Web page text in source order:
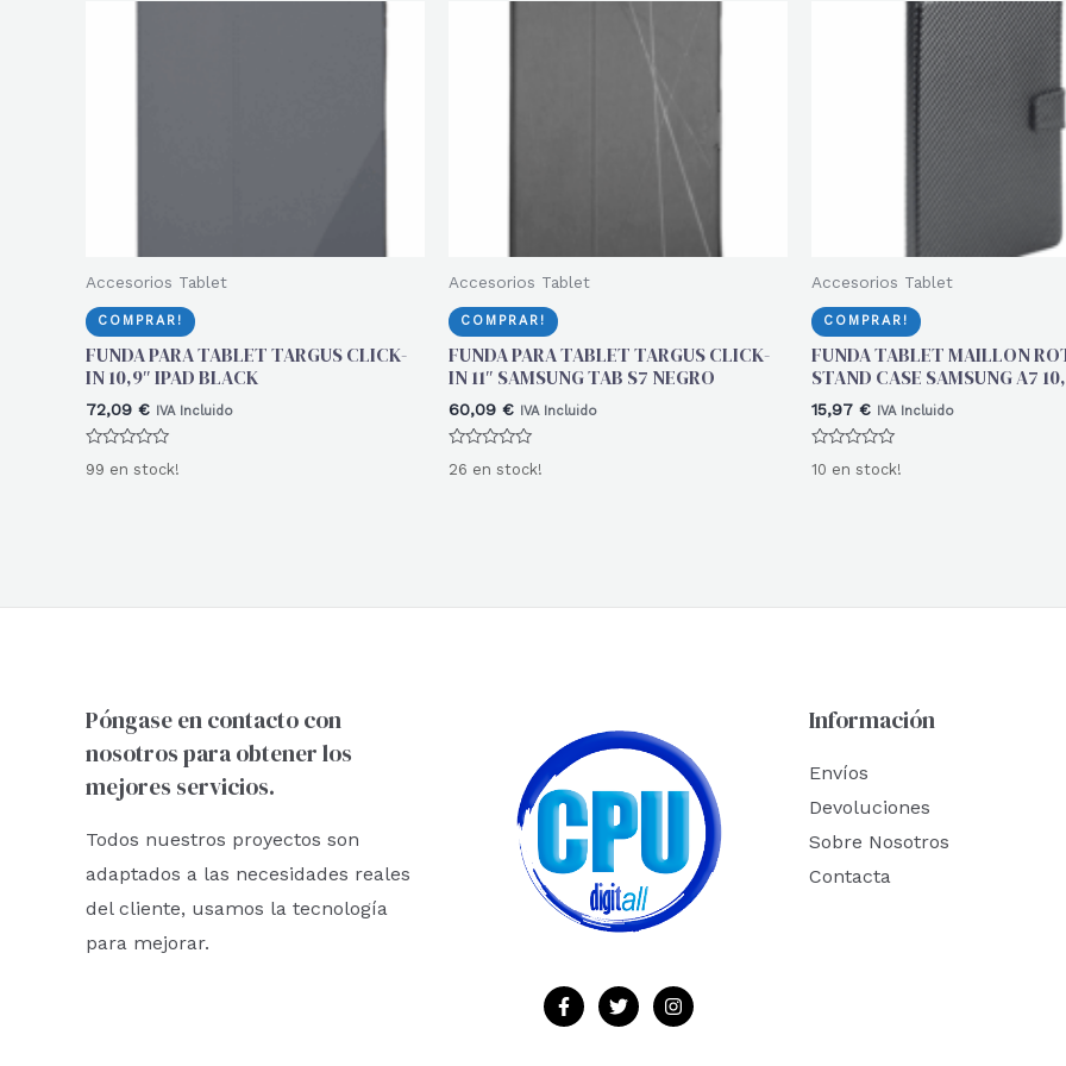
Accesorios Tablet
COMPRAR!
FUNDA PARA TABLET TARGUS CLICK-
IN 10,9″ IPAD BLACK
72,09 € IVA Incluido
con
99 en stock!
Accesorios Tablet
COMPRAR!
FUNDA PARA TABLET TARGUS CLICK-
IN 11″ SAMSUNG TAB S7 NEGRO
60,09 € IVA Incluido
con
26 en stock!
Accesorios Tablet
COMPRAR!
FUNDA TABLET MAILLON
STAND CASE SAMSUNG A7
15,97 € IVA Incluido
con
10 en stock!
Póngase en contacto con
nosotros para obtener los
mejores servicios.
Todos nuestros proyectos son
adaptados a las necesidades reales
del cliente, usamos la tecnología
para mejorar.
Información
Envíos
Devoluciones
Sobre Nosotros
Contacta